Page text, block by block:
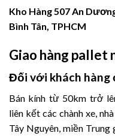
Kho Hàng 507 An
Bình Tân, TPHCM
Giao hàng pallet
Đối với khách hàng
Bán kính từ 50km trở
liên kết các chành xe,
Tây Nguyên, miền